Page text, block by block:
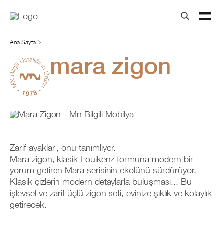
Ana Sayfa
mara zigon
Zarif ayakları, onu tanımlıyor.
Mara zigon, klasik Louikenz formuna modern bir
yorum getiren Mara serisinin ekolünü sürdürüyor.
Klasik çizlerin modern detaylarla buluşması... Bu
işlevsel ve zarif üçlü zigon seti, evinize şıklık ve kolaylık
getirecek.